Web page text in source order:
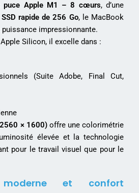
puce Apple M1 – 8 cœurs, d’une
SSD rapide de 256 Go, le MacBook
puissance impressionnante.
Silicon, il excelle dans :
(Suite Adobe, Final Cut,
× 1600)offre une colorimétrie
élevée et la technologie
pour le travail visuel que pour le
moderne et confort